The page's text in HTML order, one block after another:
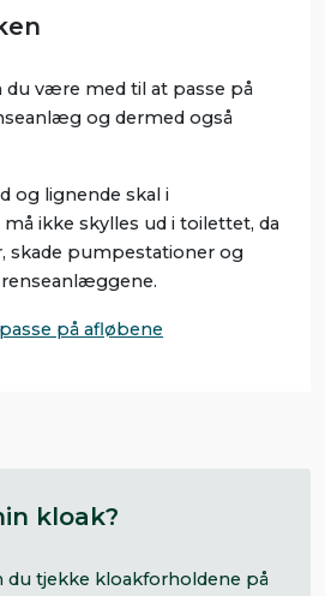
være med til at passe på
og dermed også
og lignende skal i
ikke skylles ud i toilettet, da
skade pumpestationer og
på afløbene
kloak?
du tjekke kloakforholdene på